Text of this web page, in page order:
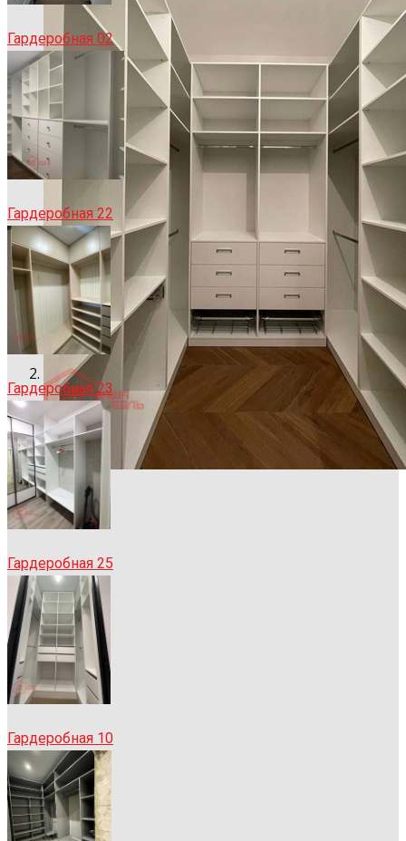
Гардеробная 02
Гардеробная 22
Гардеробная 23
Гардеробная 25
Гардеробная 10